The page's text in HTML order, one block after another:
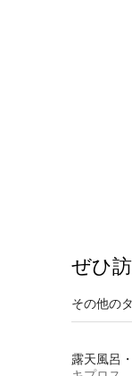
ぜひ
その他の